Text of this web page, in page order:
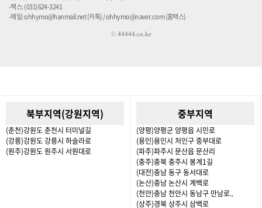
-팩스: (031)624-3241
-메일: ohhymo@hanmail.net (카톡) / ohhymo@naver.com (홈택스)
© 44444.co.kr
북부지역(강원지역)
(춘천)강원도 춘천시 터미널길
(강릉)강원도 강릉시 하슬라로
(원주)강원도 원주시 서원대로
중부지역
(양평)양평군 양평읍 시민로
(용인)용인시 처인구 중부대로
(파주)파주시 문산읍 문산리
(충주)충북 충주시 봉계1길
(대전)충남 동구 동서대로
(논산)충남 논산시 계백로
(천안)충남 천안시 동남구 만남로..
(상주)경북 상주시 삼백로